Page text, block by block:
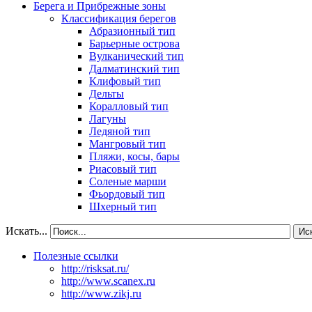
Берега и Прибрежные зоны
Классификация берегов
Абразионный тип
Барьерные острова
Вулканический тип
Далматинский тип
Клифовый тип
Дельты
Коралловый тип
Лагуны
Ледяной тип
Мангровый тип
Пляжи, косы, бары
Риасовый тип
Соленые марши
Фьордовый тип
Шхерный тип
Искать...
Полезные ссылки
http://risksat.ru/
http://www.scanex.ru
http://www.zikj.ru